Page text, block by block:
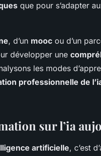
que pour s’adapter
, d’un mooc ou d’un
développer une
les modes
professionnelle de
sur l’ia
artificielle, c’est